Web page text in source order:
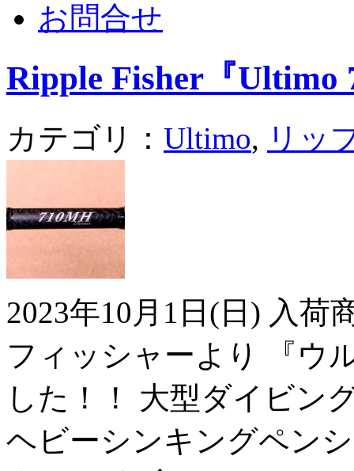
お問合せ
Ripple Fisher『Ultimo
カテゴリ： Ultimo, リッ
2023年10月1日(日) 入荷
フィッシャーより 『ウ
した！！ 大型ダイビン
ヘビーシンキングペン